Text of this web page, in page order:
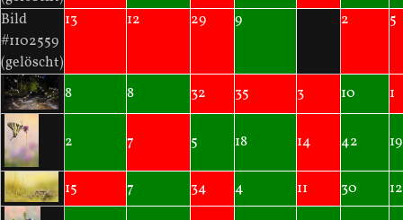
Bild
#1102559
(gelöscht)
13 12 29 9 2 5
8 8 32 35 3 10 1
2 7 5 18 14 42 19
15 7 34 4 11 30 12